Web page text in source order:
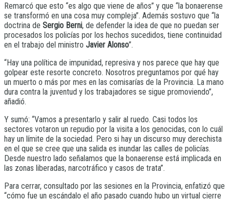
Remarcó que esto “es algo que viene de años” y que “la bonaerense
se transformó en una cosa muy compleja”. Además sostuvo que “la
doctrina de Sergio Berni, de defender la idea de que no puedan ser
procesados los policías por los hechos sucedidos, tiene continuidad
en el trabajo del ministro Javier Alonso”.
“Hay una política de impunidad, represiva y nos parece que hay que
golpear este resorte concreto. Nosotros preguntamos por qué hay
un muerto o más por mes en las comisarías de la Provincia. La mano
dura contra la juventud y los trabajadores se sigue promoviendo”,
añadió.
Y sumó: “Vamos a presentarlo y salir al ruedo. Casi todos los
sectores votaron un repudio por la visita a los genocidas, con lo cuál
hay un límite de la sociedad. Pero si hay un discurso muy derechista
en el que se cree que una salida es inundar las calles de policías.
Desde nuestro lado señalamos que la bonaerense está implicada en
las zonas liberadas, narcotráfico y casos de trata”.
Para cerrar, consultado por las sesiones en la Provincia, enfatizó que
“cómo fue un escándalo el año pasado cuando hubo un virtual cierre